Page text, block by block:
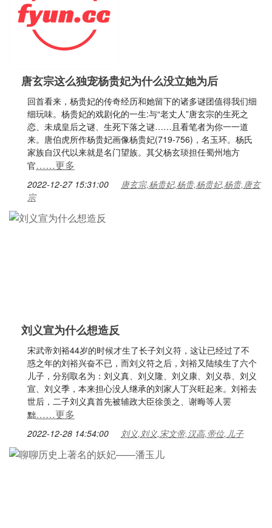
唐玄宗这么独宠杨贵妃为什么没立她为后
回首看来，杨贵妃的传奇经历和她留下的诸多谜团值得我们细
细玩味。杨贵妃的戏剧化的一生:与“老丈人”唐玄宗的生死之
恋、未成皇后之谜、生死下落之谜……且看笔者为你一一道
来。唐伯虎所作杨贵妃画像杨贵妃(719-756)，名玉环。杨氏
家族自汉代以来就是名门望族。其父杨玄琰担任蜀州地方
官……更多
2022-12-27 15:31:00
唐玄宗,杨贵妃,杨贵,杨贵妃,杨贵,唐玄
宗
刘义宣为什么想造反
宋武帝刘裕44岁的时候才生了长子刘义符，这让已经过了不
惑之年的刘裕兴奋不已，而刘义符之后，刘裕又陆续生了六个
儿子，分别取名为：刘义真、刘义隆、刘义康、刘义恭、刘义
宣、刘义季，本来担心没人继承的刘家人丁兴旺起来。刘裕去
世后，二子刘义真首先被辅政大臣徐羡之、谢晦等人罢
黜……更多
2022-12-28 14:54:00 刘义,刘义,宋文帝,汉高,帝位,儿子